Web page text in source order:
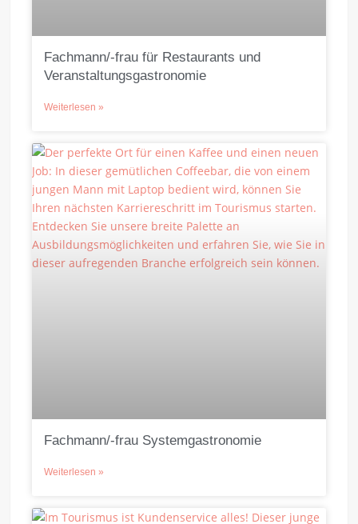
Fachmann/-frau für Restaurants und
Veranstaltungsgastronomie
Weiterlesen »
Fachmann/-frau Systemgastronomie
Weiterlesen »